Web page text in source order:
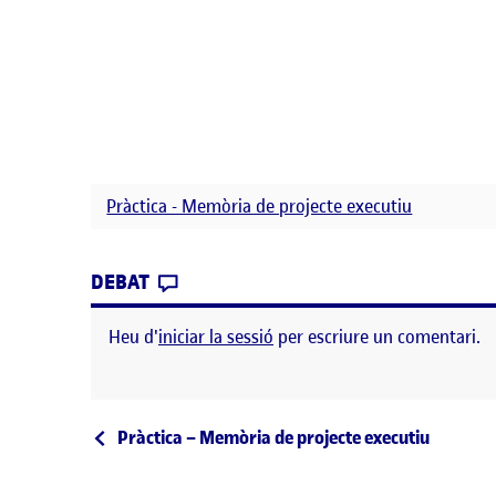
Pràctica - Memòria de projecte executiu
DEBAT
Heu d'iniciar la sessió per escriure un comentari.
Navegació d'entrades
Entrada anterior
Pràctica – Memòria de projecte executiu